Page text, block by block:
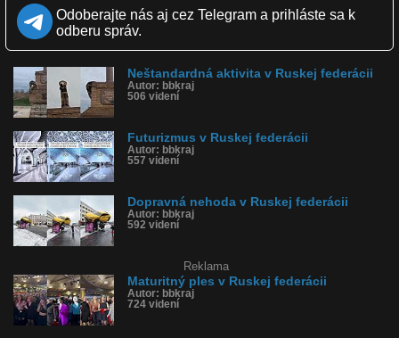
Zverejnené: 17.12.2024 15:14
Krajina: Rusko 🇷🇺
Páči sa: 33% (9 hlasov)
Obľúbené: 0
Dľžka: 0:57
Kategória: cestovanie
Tagy: ruská, klasika, absolútny, štandard, rusko
História sledovanosti videa:
Odoberajte nás aj cez Telegram a prihláste sa k
odberu správ.
Neštandardná aktivita v Ruskej federácii
Autor: bbkraj
506 videní
Futurizmus v Ruskej federácii
Autor: bbkraj
557 videní
Dopravná nehoda v Ruskej federácii
Autor: bbkraj
592 videní
Reklama
Maturitný ples v Ruskej federácii
Autor: bbkraj
724 videní